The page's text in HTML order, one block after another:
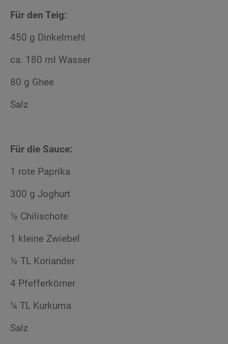
Für den Teig:
450 g Dinkelmehl
ca. 180 ml Wasser
80 g Ghee
Salz
Für die Sauce:
1 rote Paprika
300 g Joghurt
½ Chilischote
1 kleine Zwiebel
½ TL Koriander
4 Pfefferkörner
¼ TL Kurkuma
Salz